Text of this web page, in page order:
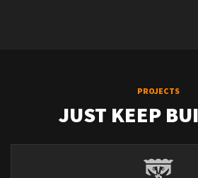
PROJECTS
JUST KEEP